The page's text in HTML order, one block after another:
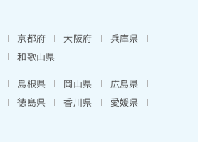
京都府 大阪府
兵庫県
和歌山県
島根県 岡山県
広島県
徳島県 香川県
愛媛県